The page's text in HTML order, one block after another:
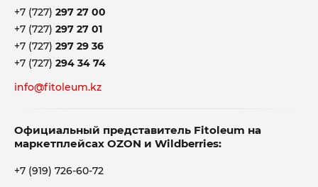
+7 (727) 297 27 00
+7 (727) 297 27 01
+7 (727) 297 29 36
+7 (727) 294 34 74
info@fitoleum.kz
Официальный представитель Fitoleum на
маркетплейсах OZON и Wildberries:
+7 (919) 726-60-72